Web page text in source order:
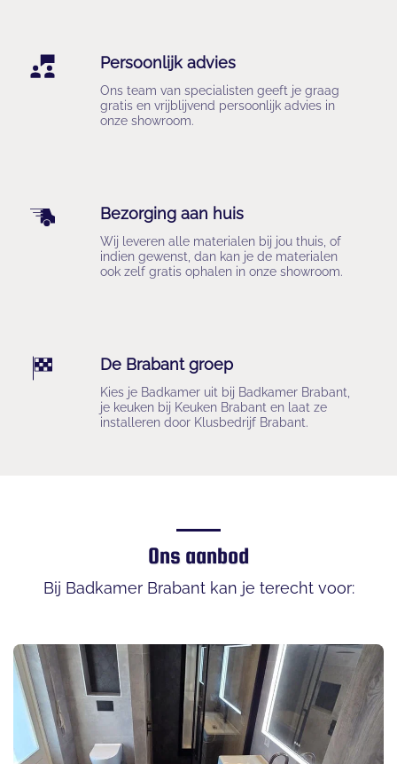
Persoonlijk advies
Ons team van specialisten geeft je graag
gratis en vrijblijvend persoonlijk advies in
onze showroom.
Bezorging aan huis
Wij leveren alle materialen bij jou thuis, of
indien gewenst, dan kan je de materialen
ook zelf gratis ophalen in onze showroom.
De Brabant groep
Kies je Badkamer uit bij Badkamer Brabant,
je keuken bij Keuken Brabant en laat ze
installeren door Klusbedrijf Brabant.
Ons aanbod
Bij Badkamer Brabant kan je terecht voor: